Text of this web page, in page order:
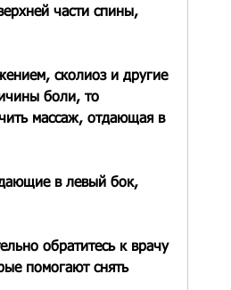
части спины,
сколиоз и другие
боли, то
массаж, отдающая в
в левый бок,
обратитесь к врачу
помогают снять